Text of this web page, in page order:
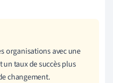
organisations avec une
taux de succès plus
changement.